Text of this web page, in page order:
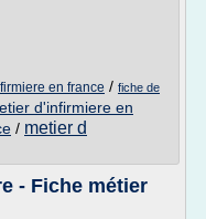
en france / fiche de
d'infirmiere en
/ metier d
- Fiche métier